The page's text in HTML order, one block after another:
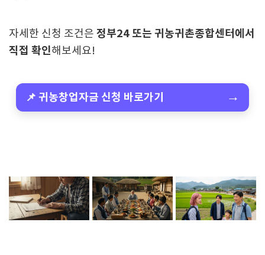
자세한 신청 조건은 정부24 또는 귀농귀촌종합센터에서
직접 확인해보세요!
📌 귀농창업자금 신청 바로가기 →